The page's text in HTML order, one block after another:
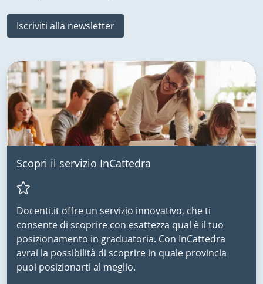
Iscriviti alla newsletter
Scopri il servizio InCattedra
Docenti.it offre un servizio innovativo, che ti
consente di scoprire con esattezza qual è il tuo
posizionamento in graduatoria. Con InCattedra
avrai la possibilità di scoprire in quale provincia
puoi posizionarti al meglio.